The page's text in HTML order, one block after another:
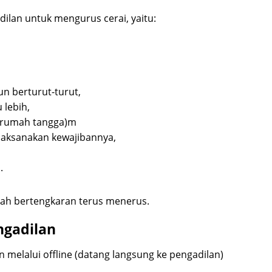
untuk mengurus cerai, yaitu:
berturut-turut,
lebih,
tangga)m
kewajibannya,
bertengkaran terus menerus.
melalui offline (datang langsung ke pengadilan)